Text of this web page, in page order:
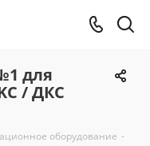
для
/ ДКС
оборудование -